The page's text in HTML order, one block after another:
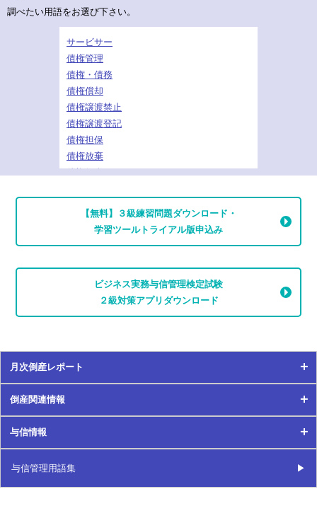
調べたい用語をお選び下さい。
サービサー
債権管理
債権・債務
債権償却
債権譲渡禁止
債権譲渡登記
債権担保
債権放棄
債務超過
財務分析
詐害行為
先取特権
差押禁止債権
残存耐用年数
GC注記
仕入債務
資格証明書
事業譲渡
資金繰り
【無料】３級練習問題ダウンロード・
学習ツールトライアル版申込み
ビジネス実務与信管理検定試験
２級対策アプリダウンロード
月次倒産レポート
月次倒産レポート
2024年
2023年
倒産関連情報
倒産関連情報
2021年
与信情報
与信情報
与信管理用語集